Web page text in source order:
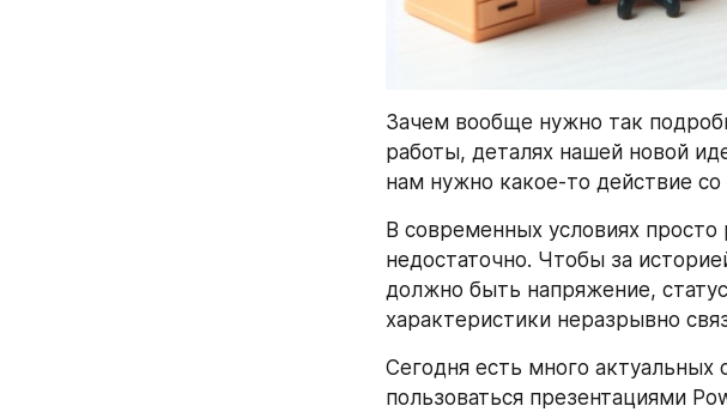
Зачем вообще нужно так
работы, деталях нашей новой
нам нужно какое-то действие
В современных условиях
недостаточно. Чтобы за
должно быть напряжение,
характеристики неразрывно
Сегодня есть много актуальных
пользоваться презентациями